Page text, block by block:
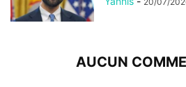
AUCUN